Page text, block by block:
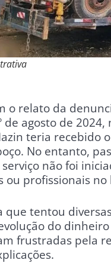
o relato da
de agosto de
teria recebido
No entanto,
não foi
ou profissionais no
que tentou
do
frustradas pela